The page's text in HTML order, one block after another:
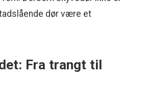
dør være et
Fra trangt til